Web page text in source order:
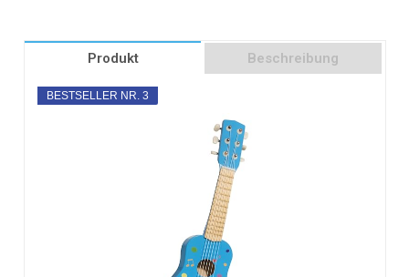
Produkt Beschreibung
BESTSELLER NR. 3